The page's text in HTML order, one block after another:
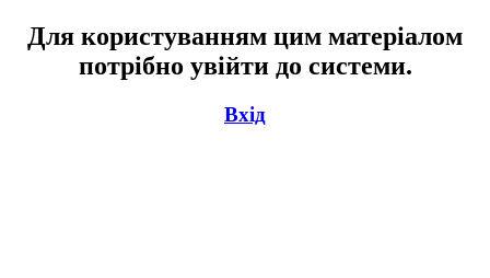
Для користуванням цим матеріалом
потрібно увійти до системи.
Вхід